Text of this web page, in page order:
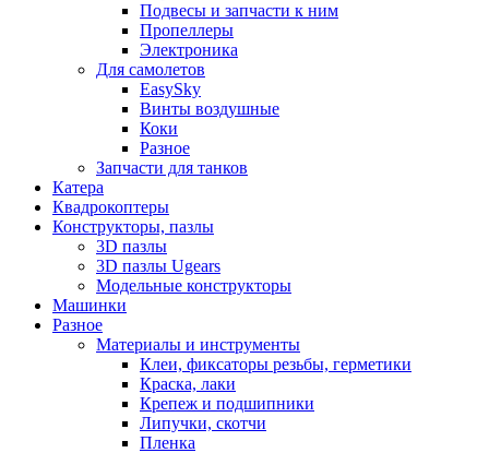
Подвесы и запчасти к ним
Пропеллеры
Электроника
Для самолетов
EasySky
Винты воздушные
Коки
Разное
Запчасти для танков
Катера
Квадрокоптеры
Конструкторы, пазлы
3D пазлы
3D пазлы Ugears
Модельные конструкторы
Машинки
Разное
Материалы и инструменты
Клеи, фиксаторы резьбы, герметики
Краска, лаки
Крепеж и подшипники
Липучки, скотчи
Пленка